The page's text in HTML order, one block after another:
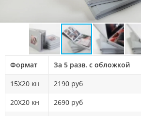
Формат За 5 разв. с обложкой
15Х20 кн 2190 руб
20X20 кн 2690 руб